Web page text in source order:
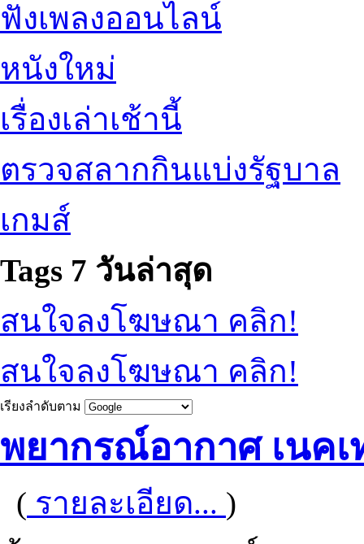
ฟังเพลงออนไลน์
หนังใหม่
เรื่องเล่าเช้านี้
ตรวจสลากกินแบ่งรัฐบาล
เกมส์
Tags 7 วันล่าสุด
สนใจลงโฆษณา คลิก!
สนใจลงโฆษณา คลิก!
เรียงลำดับตาม
พยากรณ์อากาศ เนคเ
( รายละเอียด... )